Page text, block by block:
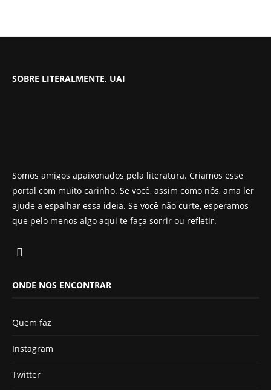
SOBRE LITERALMENTE, UAI
Somos amigos apaixonados pela literatura. Criamos esse
portal com muito carinho. Se você, assim como nós, ama ler
ajude a espalhar essa ideia. Se você não curte, esperamos
que pelo menos algo aqui te faça sorrir ou refletir.
ONDE NOS ENCONTRAR
Quem faz
Instagram
Twitter